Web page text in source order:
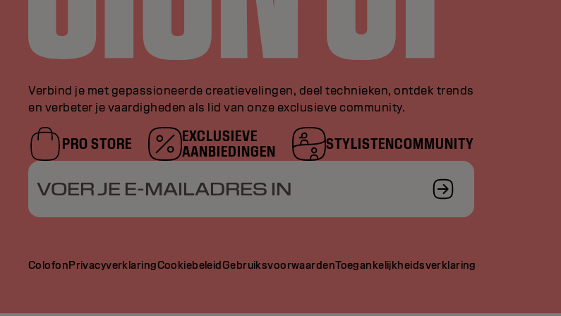
Verbind je met gepassioneerde creatievelingen, deel technieken, ontdek trends
en verbeter je vaardigheden als lid van onze exclusieve community.
PRO STORE
EXCLUSIEVE
AANBIEDINGEN
STYLISTENCOMMUNITY
VOER JE E-MAILADRES IN
ColofonPrivacyverklaringCookiebeleidGebruiksvoorwaardenToegankelijkheidsverklaring